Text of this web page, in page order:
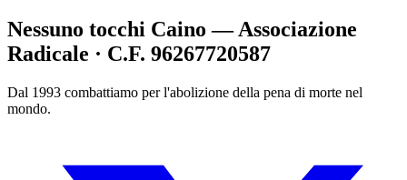
Nessuno tocchi Caino — Associazione
Radicale · C.F. 96267720587
Dal 1993 combattiamo per l'abolizione della pena di morte nel
mondo.